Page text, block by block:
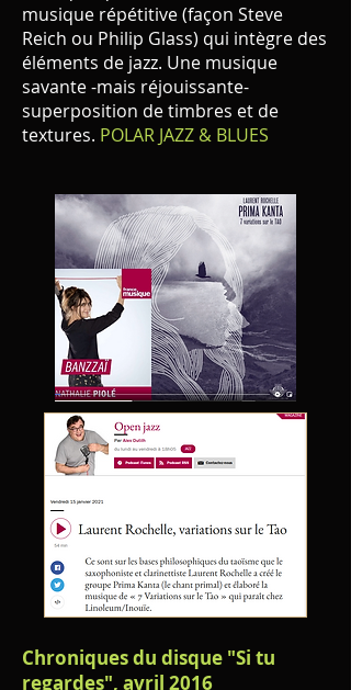
musique répétitive (façon Steve
Reich ou Philip Glass) qui intègre des
éléments de jazz. Une musique
savante -mais réjouissante-
superposition de timbres et de
textures. POLAR JAZZ & BLUES
Chroniques du disque "Si tu
regardes", avril 2016